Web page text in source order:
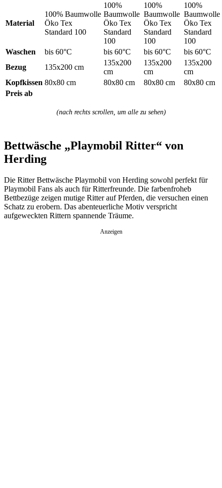
Material
100% Baumwolle
Öko Tex
Standard 100
100%
Baumwolle
Öko Tex
Standard
100
100%
Baumwolle
Öko Tex
Standard
100
100%
Baumwolle
Öko Tex
Standard
100
Waschen
bis 60°C bis 60°C bis 60°C
bis 60°C
Bezug
135x200 cm
135x200
cm
135x200
cm
135x200
cm
Kopfkissen 80x80 cm 80x80 cm 80x80 cm
80x80 cm
Preis ab
(nach rechts scrollen, um alle zu sehen)
Bettwäsche „Playmobil Ritter“ von
Herding
Die Ritter Bettwäsche Playmobil von Herding sowohl perfekt für
Playmobil Fans als auch für Ritterfreunde. Die farbenfroheb
Bettbezüge zeigen mutige Ritter auf Pferden, die versuchen einen
Schatz zu erobern. Das abenteuerliche Motiv verspricht
aufgeweckten Rittern spannende Träume.
Anzeigen